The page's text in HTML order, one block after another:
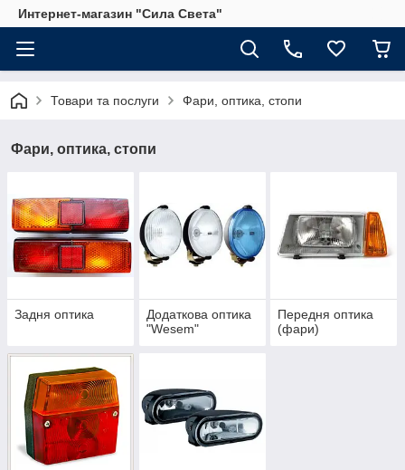
Интернет-магазин "Сила Света"
Товари та послуги Фари, оптика, стопи
Фари, оптика, стопи
Задня оптика
Додаткова оптика
"Wesem"
Передня оптика
(фари)